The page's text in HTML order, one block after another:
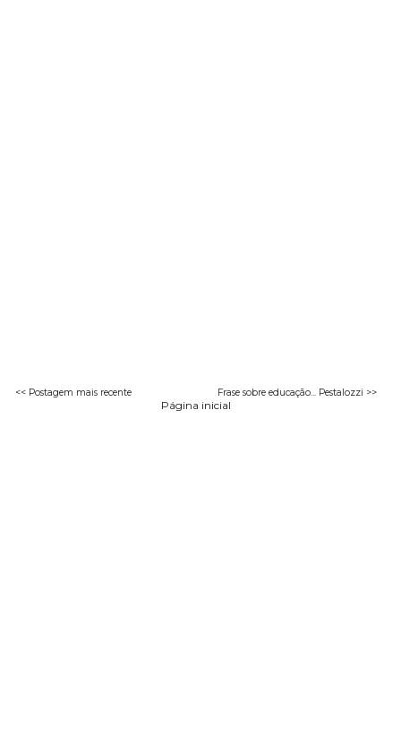
<< Postagem mais recente Frase sobre educação... Pestalozzi >>
Página inicial